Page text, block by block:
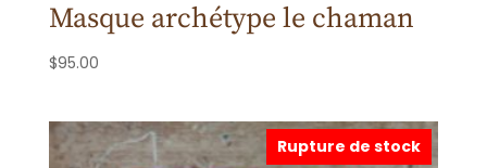
Masque archétype le chaman
$95.00
Rupture de stock